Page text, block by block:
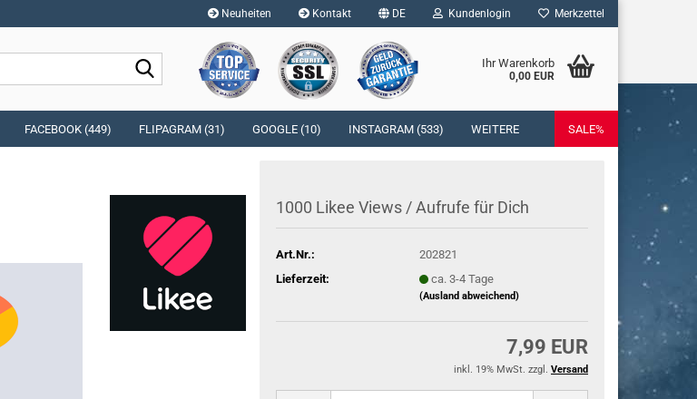
Neuheiten Kontakt DE
Sprache auswählen
Kundenlogin
E-Mail
Merkzettel
Ihr Warenkorb
0,00 EUR
FACEBOOK (449) FLIPAGRAM (31) GOOGLE (10) INSTAGRAM (533) SALE%
WEITERE
1000 Likee Views / Auf­ru­fe für Dich
Art.Nr.:
202821
Lieferzeit:
ca. 3-4 Tage
(Ausland abweichend)
7,99 EUR
inkl. 19% MwSt. zzgl. Versand